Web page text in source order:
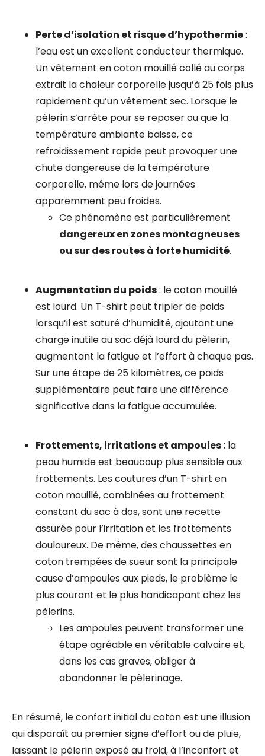
Perte d’isolation et risque d’hypothermie:
l’eau est un excellent conducteur thermique.
Un vêtement en coton mouillé collé au corps
extrait la chaleur corporelle jusqu’à 25 fois plus
rapidement qu’un vêtement sec. Lorsque le
pèlerin s’arrête pour se reposer ou que la
température ambiante baisse, ce
refroidissement rapide peut provoquer une
chute dangereuse de la température
corporelle, même lors de journées
apparemment peu froides.
Ce phénomène est particulièrement
dangereux en zones montagneuses
ou sur des routes à forte humidité.
Augmentation du poids: le coton mouillé
est lourd. Un T-shirt peut tripler de poids
lorsqu’il est saturé d’humidité, ajoutant une
charge inutile au sac déjà lourd du pèlerin,
augmentant la fatigue et l’effort à chaque pas.
Sur une étape de 25 kilomètres, ce poids
supplémentaire peut faire une différence
significative dans la fatigue accumulée.
Frottements, irritations et ampoules: la
peau humide est beaucoup plus sensible aux
frottements. Les coutures d’un T-shirt en
coton mouillé, combinées au frottement
constant du sac à dos, sont une recette
assurée pour l’irritation et les frottements
douloureux. De même, des chaussettes en
coton trempées de sueur sont la principale
cause d’ampoules aux pieds, le problème le
plus courant et le plus handicapant chez les
pèlerins.
Les ampoules peuvent transformer une
étape agréable en véritable calvaire et,
dans les cas graves, obliger à
abandonner le pèlerinage.
En résumé, le confort initial du coton est une illusion
qui disparaît au premier signe d’effort ou de pluie,
laissant le pèlerin exposé au froid, à l’inconfort et